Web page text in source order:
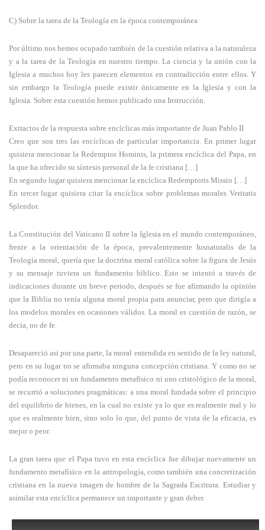
C) Sobre la tarea de la Teología en la época contemporánea
Por último nos hemos ocupado también de la cuestión relativa a la naturaleza
y a la tarea de la Teología en nuestro tiempo. La ciencia y la unión con la
Iglesia a muchos hoy les parecen elementos en contradicción entre ellos. Y
sin embargo la Teología puede existir únicamente en la Iglesia y con la
Iglesia. Sobre esta cuestión hemos publicado una Instrucción.
Extractos de la respuesta sobre encíclicas más importante de Juan Pablo II
Creo que son tres las encíclicas de particular importancia. En primer lugar
quisiera mencionar la Redemptor Hominis, la primera encíclica del Papa, en
la que ha ofrecido su síntesis personal de la fe cristiana […]
En segundo lugar quisiera mencionar la encíclica Redemptoris Missio […]
En tercer lugar quisiera citar la encíclica sobre problemas morales Veritatis
Splendor.
La Constitución del Vaticano II sobre la Iglesia en el mundo contemporáneo,
frente a la orientación de la época, prevalentemente Iusnaturalis de la
Teología moral, quería que la doctrina moral católica sobre la figura de Jesús
y su mensaje tuviera un fundamento bíblico. Esto se intentó a través de
indicaciones durante un breve periodo, después se fue afirmando la opinión
que la Biblia no tenía alguna moral propia para anunciar, pero que dirigía a
los modelos morales en ocasiones válidos. La moral es cuestión de razón, se
decía, no de fe.
Desapareció así por una parte, la moral entendida en sentido de la ley natural,
pero en su lugar no se afirmaba ninguna concepción cristiana. Y como no se
podía reconocer ni un fundamento metafísico ni uno cristológico de la moral,
se recurrió a soluciones pragmáticas: a una moral fundada sobre el principio
del equilibrio de bienes, en la cual no existe ya lo que es realmente mal y lo
que es realmente bien, sino solo lo que, del punto de vista de la eficacia, es
mejor o peor.
La gran tarea que el Papa tuvo en esta encíclica fue dibujar nuevamente un
fundamento metafísico en la antropología, como también una concretización
cristiana en la nueva imagen de hombre de la Sagrada Escritura. Estudiar y
asimilar esta encíclica permanece un importante y gran deber.